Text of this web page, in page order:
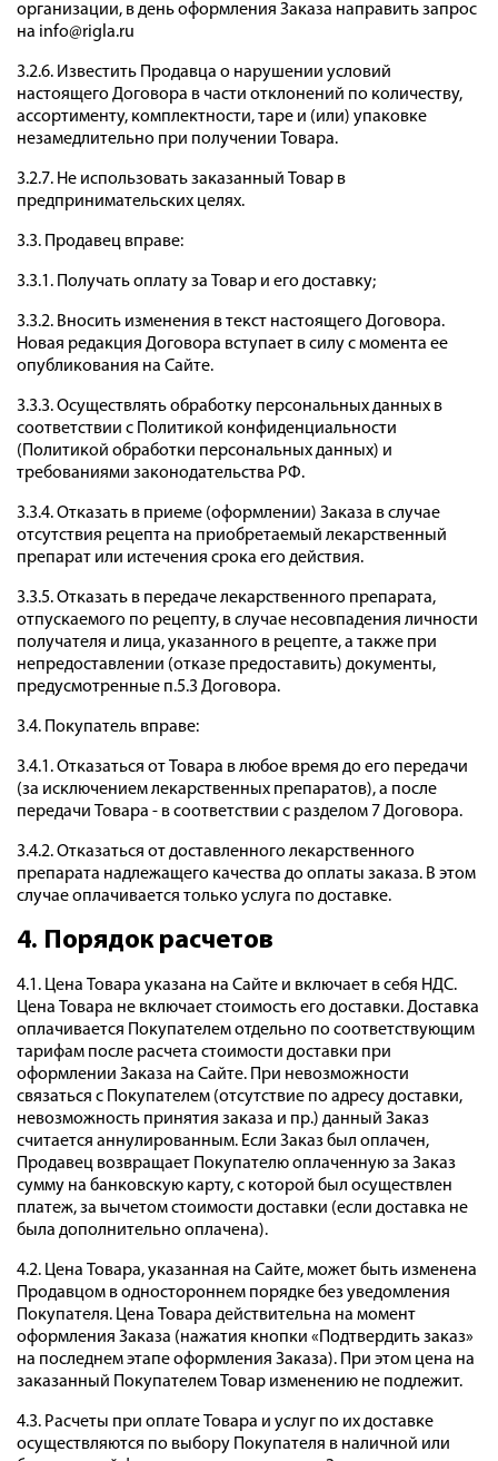
организации, в день оформления Заказа направить запрос
на info@rigla.ru
3.2.6. Известить Продавца о нарушении условий
настоящего Договора в части отклонений по количеству,
ассортименту, комплектности, таре и (или) упаковке
незамедлительно при получении Товара.
3.2.7. Не использовать заказанный Товар в
предпринимательских целях.
3.3. Продавец вправе:
3.3.1. Получать оплату за Товар и его доставку;
3.3.2. Вносить изменения в текст настоящего Договора.
Новая редакция Договора вступает в силу с момента ее
опубликования на Сайте.
3.3.3. Осуществлять обработку персональных данных в
соответствии с Политикой конфиденциальности
(Политикой обработки персональных данных) и
требованиями законодательства РФ.
3.3.4. Отказать в приеме (оформлении) Заказа в случае
отсутствия рецепта на приобретаемый лекарственный
препарат или истечения срока его действия.
3.3.5. Отказать в передаче лекарственного препарата,
отпускаемого по рецепту, в случае несовпадения личности
получателя и лица, указанного в рецепте, а также при
непредоставлении (отказе предоставить) документы,
предусмотренные п.5.3 Договора.
3.4. Покупатель вправе:
3.4.1. Отказаться от Товара в любое время до его передачи
(за исключением лекарственных препаратов), а после
передачи Товара - в соответствии с разделом 7 Договора.
3.4.2. Отказаться от доставленного лекарственного
препарата надлежащего качества до оплаты заказа. В этом
случае оплачивается только услуга по доставке.
4. Порядок расчетов
4.1. Цена Товара указана на Сайте и включает в себя НДС.
Цена Товара не включает стоимость его доставки. Доставка
оплачивается Покупателем отдельно по соответствующим
тарифам после расчета стоимости доставки при
оформлении Заказа на Сайте. При невозможности
связаться с Покупателем (отсутствие по адресу доставки,
невозможность принятия заказа и пр.) данный Заказ
считается аннулированным. Если Заказ был оплачен,
Продавец возвращает Покупателю оплаченную за Заказ
сумму на банковскую карту, с которой был осуществлен
платеж, за вычетом стоимости доставки (если доставка не
была дополнительно оплачена).
4.2. Цена Товара, указанная на Сайте, может быть изменена
Продавцом в одностороннем порядке без уведомления
Покупателя. Цена Товара действительна на момент
оформления Заказа (нажатия кнопки «Подтвердить заказ»
на последнем этапе оформления Заказа). При этом цена на
заказанный Покупателем Товар изменению не подлежит.
4.3. Расчеты при оплате Товара и услуг по их доставке
осуществляются по выбору Покупателя в наличной или